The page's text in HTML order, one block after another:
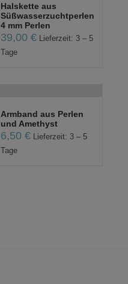
Halskette aus
Süßwasserzuchtperlen
4 mm Perlen
39,00€
Lieferzeit: 3 – 5
Tage
Armband aus Perlen
und Amethyst
6,50€
Lieferzeit: 3 – 5
Tage